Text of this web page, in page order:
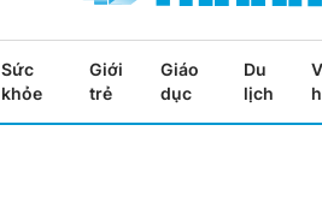
Sức
khỏe
Giới
trẻ
Giáo
dục
Du
lịch